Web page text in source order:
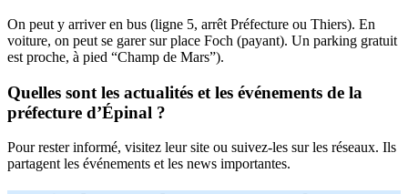
On peut y arriver en bus (ligne 5, arrêt Préfecture ou Thiers). En
voiture, on peut se garer sur place Foch (payant). Un parking gratuit
est proche, à pied “Champ de Mars”).
Quelles sont les actualités et les événements de la
préfecture d’Épinal ?
Pour rester informé, visitez leur site ou suivez-les sur les réseaux. Ils
partagent les événements et les news importantes.